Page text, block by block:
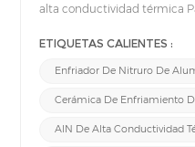
alta conductividad térmica
aluminio (AlN) Es hermético
hace perfecto para
superficie son que el diseño
proporciona una excelente
ETIQUETAS CALIENTES :
Enfriador De Nitruro De
Cerámica De Enfriamiento
AlN De Alta Conductividad